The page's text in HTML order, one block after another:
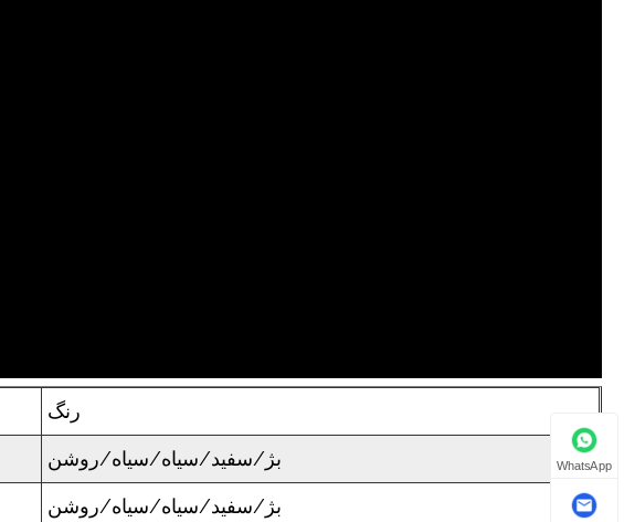
رنگ
بژ/سفید/سیاه/سیاه/روشن
بژ/سفید/سیاه/سیاه/روشن
WhatsApp